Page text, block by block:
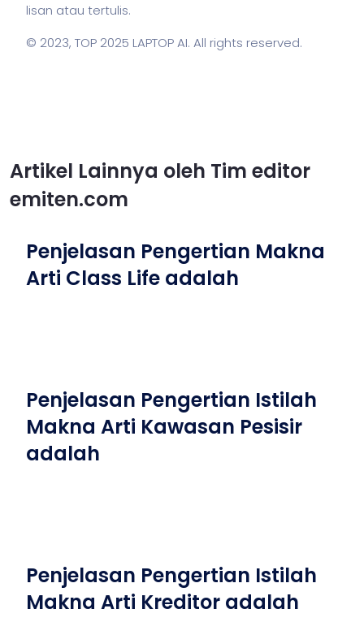
lisan atau tertulis.
© 2023, TOP 2025 LAPTOP AI. All rights reserved.
Artikel Lainnya oleh Tim editor
emiten.com
Penjelasan Pengertian Makna
Arti Class Life adalah
Penjelasan Pengertian Istilah
Makna Arti Kawasan Pesisir
adalah
Penjelasan Pengertian Istilah
Makna Arti Kreditor adalah